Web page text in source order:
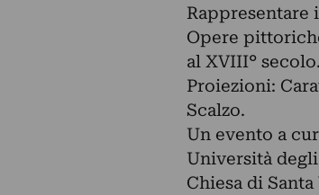
Rappresentare
Opere
al XVIII° secolo.
Proiezioni:
Scalzo.
Un evento a
Università
Chiesa di